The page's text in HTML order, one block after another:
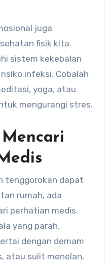
juga
fisik kita.
sistem kekebalan
infeksi. Cobalah
yoga, atau
mengurangi stres.
tenggorokan dapat
rumah, ada
perhatian medis.
yang parah,
dengan demam
atau sulit menelan,